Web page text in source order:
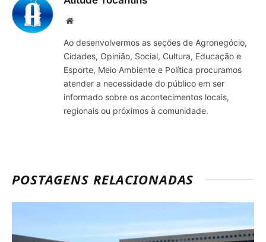
Site
Ao desenvolvermos as seções de Agronegócio,
Cidades, Opinião, Social, Cultura, Educação e
Esporte, Meio Ambiente e Política procuramos
atender a necessidade do público em ser
informado sobre os acontecimentos locais,
regionais ou próximos à comunidade.
POSTAGENS RELACIONADAS